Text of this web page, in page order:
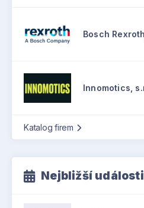
Bosch
Innomotics,
Katalog firem
Nejbližší události